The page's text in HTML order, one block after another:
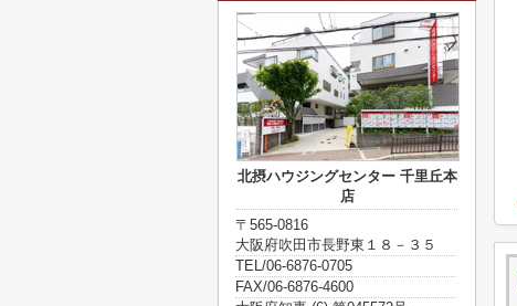
北摂ハウジングセンター 千里丘本
店
〒565-0816
大阪府吹田市長野東１８－３５
TEL/06-6876-0705
FAX/06-6876-4600